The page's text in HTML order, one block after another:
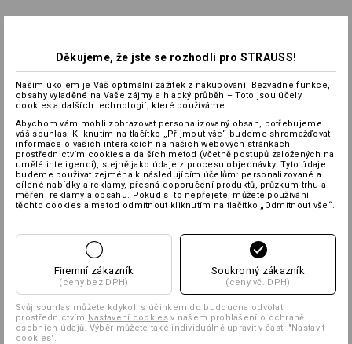
Děkujeme, že jste se rozhodli pro STRAUSS!
Naším úkolem je Váš optimální zážitek z nakupování! Bezvadné funkce,
obsahy vyladěné na Vaše zájmy a hladký průběh – Toto jsou účely
cookies a dalších technologií, které používáme.
Abychom vám mohli zobrazovat personalizovaný obsah, potřebujeme
váš souhlas. Kliknutím na tlačítko „Přijmout vše“ budeme shromažďovat
informace o vašich interakcích na našich webových stránkách
prostřednictvím cookies a dalších metod (včetně postupů založených na
umělé inteligenci), stejně jako údaje z procesu objednávky. Tyto údaje
budeme používat zejména k následujícím účelům: personalizované a
cílené nabídky a reklamy, přesná doporučení produktů, průzkum trhu a
měření reklamy a obsahu. Pokud si to nepřejete, můžete používání
těchto cookies a metod odmítnout kliknutím na tlačítko „Odmítnout vše“.
Firemní zákazník
(ceny bez DPH)
Soukromý zákazník
(ceny vč. DPH)
Svůj souhlas můžete kdykoli s účinkem do budoucna odvolat
prostřednictvím Nastavení cookiesv našem prohlášení o ochraně
osobních údajů. Výběr můžete také individuálně upravit v části "Nastavit
cookies".